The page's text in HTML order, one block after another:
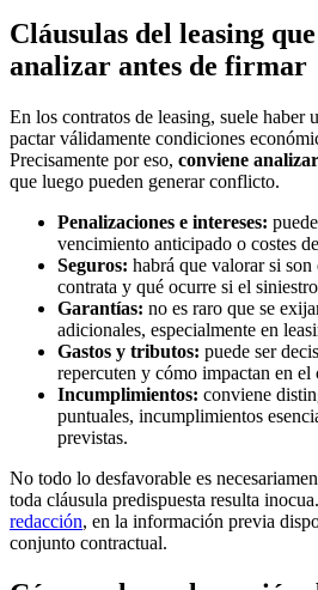
Cláusulas del leasing
analizar antes de firmar
En los contratos de leasing, suele haber
pactar válidamente condiciones
Precisamente por eso, conviene
que luego pueden generar conflicto.
Penalizaciones e intereses:
vencimiento anticipado o costes
Seguros: habrá que valorar si
contrata y qué ocurre si el
Garantías: no es raro que se
adicionales, especialmente en
Gastos y tributos: puede ser
repercuten y cómo impactan en el
Incumplimientos: conviene
puntuales, incumplimientos
previstas.
No todo lo desfavorable es
toda cláusula predispuesta resulta
redacción, en la información previa
conjunto contractual.